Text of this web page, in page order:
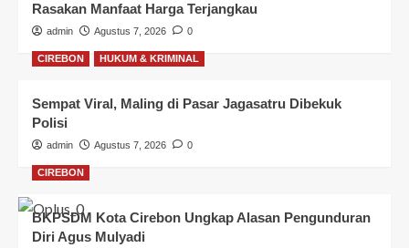
Rasakan Manfaat Harga Terjangkau
admin Agustus 7, 2026 0
CIREBON HUKUM & KRIMINAL
Sempat Viral, Maling di Pasar Jagasatru Dibekuk
Polisi
admin Agustus 7, 2026 0
CIREBON
BKPSDM Kota Cirebon Ungkap Alasan Pengunduran
Diri Agus Mulyadi